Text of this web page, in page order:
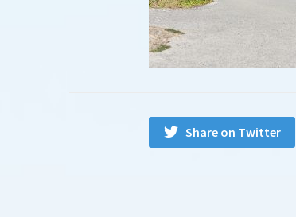
Share on Twitter